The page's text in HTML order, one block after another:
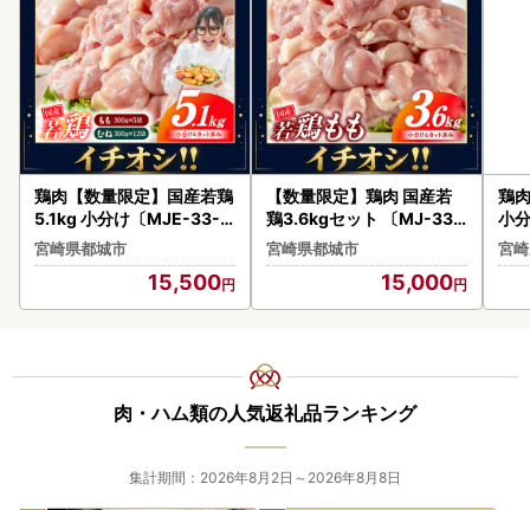
鶏肉【数量限定】国産若鶏
5.1kg 小分け〔MJE-33-0
07-N5100g〕鶏肉
宮崎県都城市
15,500
【数量限定】鶏肉 国産若
鶏3.6kgセット 〔MJ-33-
006-3600g〕鶏肉
宮崎県都城市
15,000
鶏
小
計
肉
宮
肉・ハム類の人気返礼品ランキング
集計期間：2026年8月2日～2026年8月8日